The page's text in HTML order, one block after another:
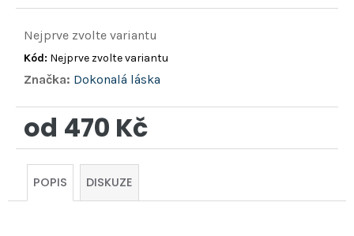
Nejprve zvolte variantu
Kód: Nejprve zvolte variantu
Značka: Dokonalá láska
od 470 Kč
Měrná
POPIS DISKUZE